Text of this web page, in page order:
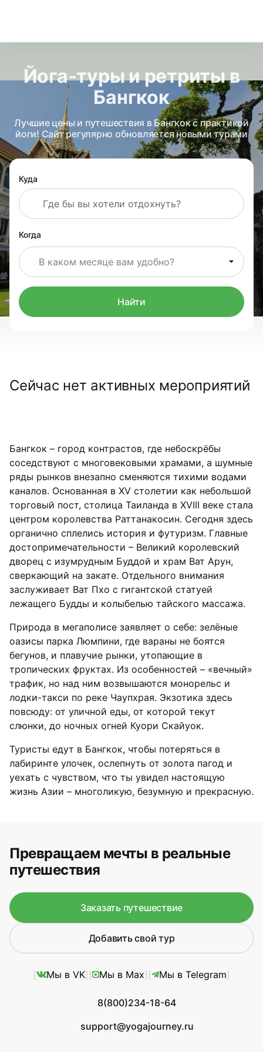
Йога-туры и ретриты в
Бангкок
Лучшие цены и путешествия в Бангкок с практикой
йоги! Сайт регулярно обновляется новыми турами
Куда
Когда
В каком месяце вам удобно?
Найти
Сейчас нет активных мероприятий
Бангкок – город контрастов, где небоскрёбы
соседствуют с многовековыми храмами, а шумные
ряды рынков внезапно сменяются тихими водами
каналов. Основанная в XV столетии как небольшой
торговый пост, столица Таиланда в XVIII веке стала
центром королевства Раттанакосин. Сегодня здесь
органично сплелись история и футуризм. Главные
достопримечательности – Великий королевский
дворец с изумрудным Буддой и храм Ват Арун,
сверкающий на закате. Отдельного внимания
заслуживает Ват Пхо с гигантской статуей
лежащего Будды и колыбелью тайского массажа.
Природа в мегаполисе заявляет о себе: зелёные
оазисы парка Люмпини, где вараны не боятся
бегунов, и плавучие рынки, утопающие в
тропических фруктах. Из особенностей – «вечный»
трафик, но над ним возвышаются монорельс и
лодки-такси по реке Чаупхрая. Экзотика здесь
повсюду: от уличной еды, от которой текут
слюнки, до ночных огней Куори Скайуок.
Туристы едут в Бангкок, чтобы потеряться в
лабиринте улочек, ослепнуть от золота пагод и
уехать с чувством, что ты увидел настоящую
жизнь Азии – многоликую, безумную и прекрасную.
Превращаем мечты в реальные
путешествия
Заказать путешествие
Добавить свой тур
Мы в VK Мы в Max Мы в Telegram
8(800)234-18-64
support@yogajourney.ru